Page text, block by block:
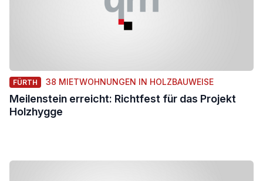
FÜRTH 38 MIETWOHNUNGEN IN HOLZBAUWEISE
Meilenstein erreicht: Richtfest für das Projekt
Holzhygge